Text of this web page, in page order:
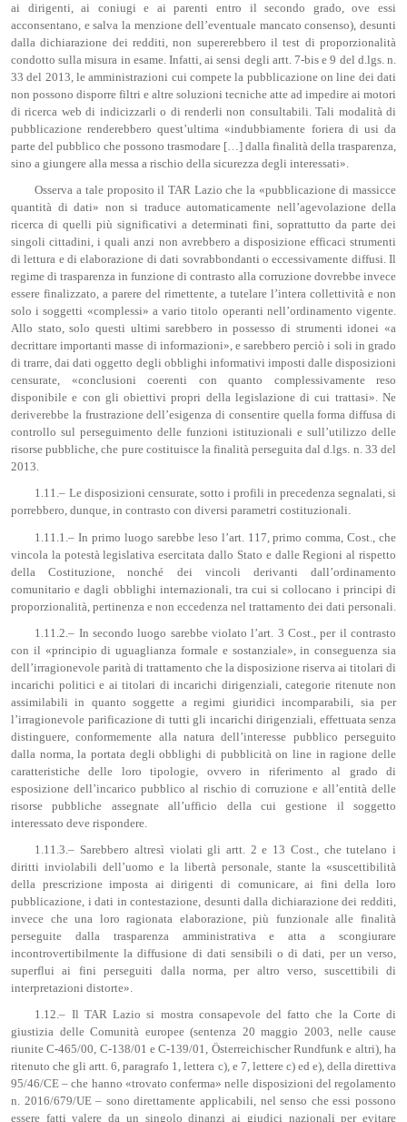
ai dirigenti, ai coniugi e ai parenti entro il secondo grado, ove essi
acconsentano, e salva la menzione dell’eventuale mancato consenso), desunti
dalla dichiarazione dei redditi, non supererebbero il test di proporzionalità
condotto sulla misura in esame. Infatti, ai sensi degli artt. 7-bis e 9 del d.lgs. n.
33 del 2013, le amministrazioni cui compete la pubblicazione on line dei dati
non possono disporre filtri e altre soluzioni tecniche atte ad impedire ai motori
di ricerca web di indicizzarli o di renderli non consultabili. Tali modalità di
pubblicazione renderebbero quest’ultima «indubbiamente foriera di usi da
parte del pubblico che possono trasmodare […] dalla finalità della trasparenza,
sino a giungere alla messa a rischio della sicurezza degli interessati».
Osserva a tale proposito il TAR Lazio che la «pubblicazione di massicce
quantità di dati» non si traduce automaticamente nell’agevolazione della
ricerca di quelli più significativi a determinati fini, soprattutto da parte dei
singoli cittadini, i quali anzi non avrebbero a disposizione efficaci strumenti
di lettura e di elaborazione di dati sovrabbondanti o eccessivamente diffusi. Il
regime di trasparenza in funzione di contrasto alla corruzione dovrebbe invece
essere finalizzato, a parere del rimettente, a tutelare l’intera collettività e non
solo i soggetti «complessi» a vario titolo operanti nell’ordinamento vigente.
Allo stato, solo questi ultimi sarebbero in possesso di strumenti idonei «a
decrittare importanti masse di informazioni», e sarebbero perciò i soli in grado
di trarre, dai dati oggetto degli obblighi informativi imposti dalle disposizioni
censurate, «conclusioni coerenti con quanto complessivamente reso
disponibile e con gli obiettivi propri della legislazione di cui trattasi». Ne
deriverebbe la frustrazione dell’esigenza di consentire quella forma diffusa di
controllo sul perseguimento delle funzioni istituzionali e sull’utilizzo delle
risorse pubbliche, che pure costituisce la finalità perseguita dal d.lgs. n. 33 del
2013.
1.11.– Le disposizioni censurate, sotto i profili in precedenza segnalati, si
porrebbero, dunque, in contrasto con diversi parametri costituzionali.
1.11.1.– In primo luogo sarebbe leso l’art. 117, primo comma, Cost., che
vincola la potestà legislativa esercitata dallo Stato e dalle Regioni al rispetto
della Costituzione, nonché dei vincoli derivanti dall’ordinamento
comunitario e dagli obblighi internazionali, tra cui si collocano i principi di
proporzionalità, pertinenza e non eccedenza nel trattamento dei dati personali.
1.11.2.– In secondo luogo sarebbe violato l’art. 3 Cost., per il contrasto
con il «principio di uguaglianza formale e sostanziale», in conseguenza sia
dell’irragionevole parità di trattamento che la disposizione riserva ai titolari di
incarichi politici e ai titolari di incarichi dirigenziali, categorie ritenute non
assimilabili in quanto soggette a regimi giuridici incomparabili, sia per
l’irragionevole parificazione di tutti gli incarichi dirigenziali, effettuata senza
distinguere, conformemente alla natura dell’interesse pubblico perseguito
dalla norma, la portata degli obblighi di pubblicità on line in ragione delle
caratteristiche delle loro tipologie, ovvero in riferimento al grado di
esposizione dell’incarico pubblico al rischio di corruzione e all’entità delle
risorse pubbliche assegnate all’ufficio della cui gestione il soggetto
interessato deve rispondere.
1.11.3.– Sarebbero altresì violati gli artt. 2 e 13 Cost., che tutelano i
diritti inviolabili dell’uomo e la libertà personale, stante la «suscettibilità
della prescrizione imposta ai dirigenti di comunicare, ai fini della loro
pubblicazione, i dati in contestazione, desunti dalla dichiarazione dei redditi,
invece che una loro ragionata elaborazione, più funzionale alle finalità
perseguite dalla trasparenza amministrativa e atta a scongiurare
incontrovertibilmente la diffusione di dati sensibili o di dati, per un verso,
superflui ai fini perseguiti dalla norma, per altro verso, suscettibili di
interpretazioni distorte».
1.12.– Il TAR Lazio si mostra consapevole del fatto che la Corte di
giustizia delle Comunità europee (sentenza 20 maggio 2003, nelle cause
riunite C-465/00, C-138/01 e C-139/01, Österreichischer Rundfunk e altri), ha
ritenuto che gli artt. 6, paragrafo 1, lettera c), e 7, lettere c) ed e), della direttiva
95/46/CE – che hanno «trovato conferma» nelle disposizioni del regolamento
n. 2016/679/UE – sono direttamente applicabili, nel senso che essi possono
essere fatti valere da un singolo dinanzi ai giudici nazionali per evitare